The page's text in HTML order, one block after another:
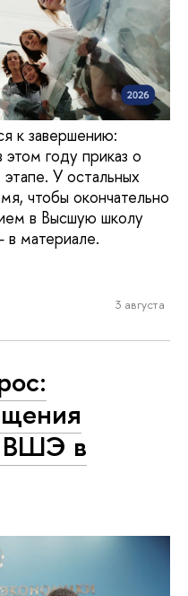
к завершению:
году приказ о
У остальных
чтобы окончательно
в Высшую школу
материале.
3 августа
ВШЭ в